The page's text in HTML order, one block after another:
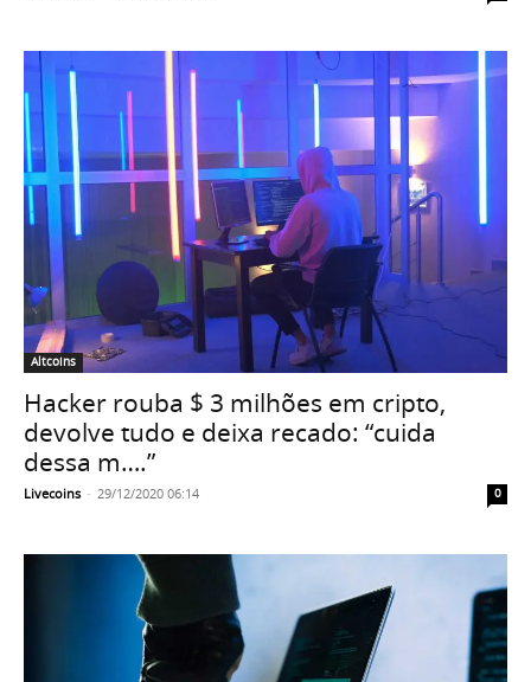
Altcoins
Hacker rouba $ 3 milhões em cripto,
devolve tudo e deixa recado: “cuida
dessa m….”
Livecoins - 29/12/2020 06:14 0